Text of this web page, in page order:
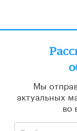
Мы
актуальных
во